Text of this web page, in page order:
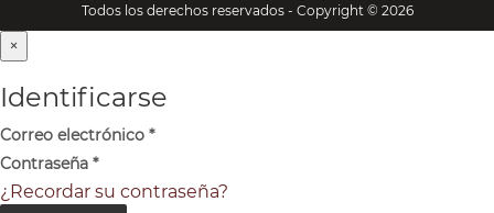
Todos los derechos reservados - Copyright © 2026
×
Identificarse
Correo electrónico *
Contraseña *
¿Recordar su contraseña?